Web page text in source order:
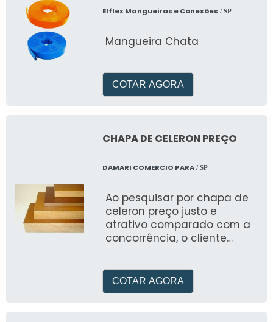
Elflex Mangueiras e Conexões / SP
Mangueira Chata
COTAR AGORA
CHAPA DE CELERON PREÇO
DAMARI COMERCIO PARA/ SP
Ao pesquisar por chapa de
celeron preço justo e
atrativo comparado com a
concorrência, o cliente
COTAR AGORA